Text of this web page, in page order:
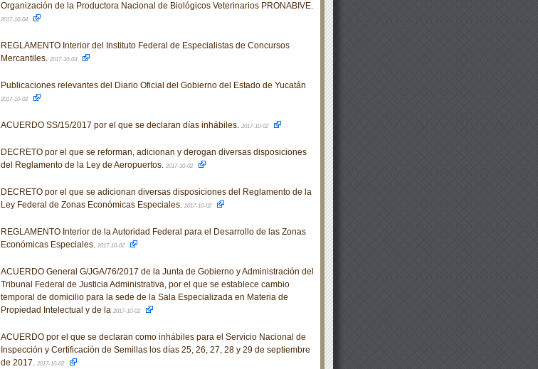
Organización de la Productora Nacional de Biológicos Veterinarios PRONABIVE.
2017-10-04
REGLAMENTO Interior del Instituto Federal de Especialistas de Concursos
Mercantiles. 2017-10-03
Publicaciones relevantes del Diario Oficial del Gobierno del Estado de Yucatán
2017-10-02
ACUERDO SS/15/2017 por el que se declaran días inhábiles. 2017-10-02
DECRETO por el que se reforman, adicionan y derogan diversas disposiciones
del Reglamento de la Ley de Aeropuertos. 2017-10-02
DECRETO por el que se adicionan diversas disposiciones del Reglamento de la
Ley Federal de Zonas Económicas Especiales. 2017-10-02
REGLAMENTO Interior de la Autoridad Federal para el Desarrollo de las Zonas
Económicas Especiales. 2017-10-02
ACUERDO General G/JGA/76/2017 de la Junta de Gobierno y Administración del
Tribunal Federal de Justicia Administrativa, por el que se establece cambio
temporal de domicilio para la sede de la Sala Especializada en Materia de
Propiedad Intelectual y de la 2017-10-02
ACUERDO por el que se declaran como inhábiles para el Servicio Nacional de
Inspección y Certificación de Semillas los días 25, 26, 27, 28 y 29 de septiembre
de 2017. 2017-10-02